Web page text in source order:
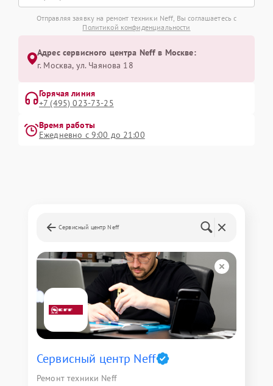
Отправляя заявку на ремонт техники Neff, Вы соглашаетесь с
Политикой конфиденциальности
Адрес сервисного центра Neff в Москве:
г. Москва, ул. Чаянова 18
Горячая линия
+7 (495) 023-73-25
Время работы
Ежедневно с 9:00 до 21:00
Сервисный центр Neff
Сервисный центр Neff
Ремонт техники Neff